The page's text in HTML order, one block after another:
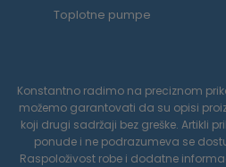
Toplotne pumpe
Konstantno radimo na preciznom
možemo garantovati da su opisi
koji drugi sadržaji bez greške. Artikli
ponude i ne podrazumeva se
Raspoloživost robe i dodatne